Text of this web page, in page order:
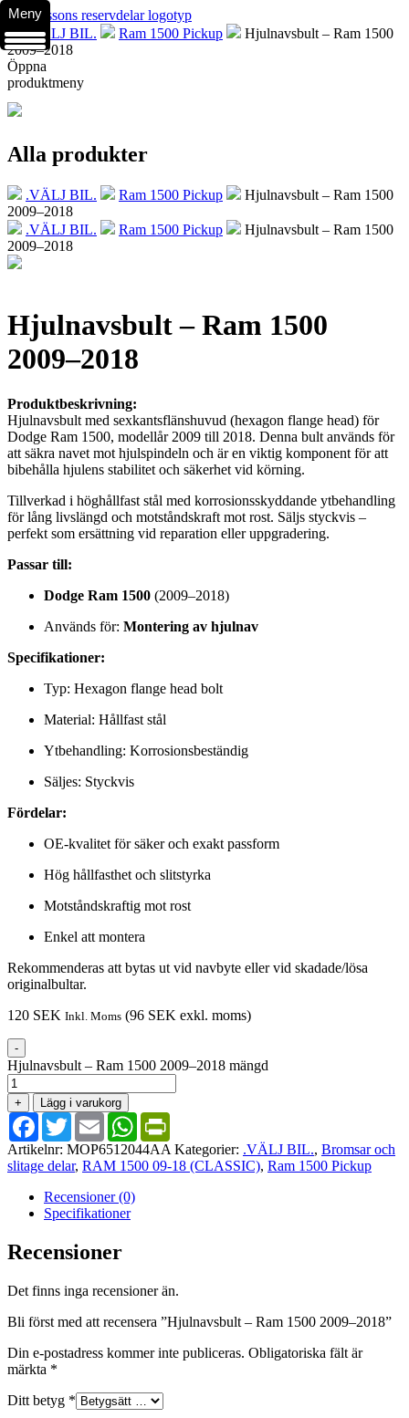
.VÄLJ BIL. Ram 1500 Pickup
Hjulnavsbult – Ram 1500
2009–2018
Öppna
produktmeny
Alla produkter
.VÄLJ BIL. Ram 1500 Pickup
Hjulnavsbult – Ram 1500
2009–2018
.VÄLJ BIL.
Ram 1500 Pickup
Hjulnavsbult – Ram 1500
2009–2018
Hjulnavsbult – Ram 1500
2009–2018
Produktbeskrivning:
Hjulnavsbult med sexkantsflänshuvud (hexagon flange head) för
Dodge Ram 1500, modellår 2009 till 2018. Denna bult används för
att säkra navet mot hjulspindeln och är en viktig komponent för att
bibehålla hjulens stabilitet och säkerhet vid körning.
Tillverkad i höghållfast stål med korrosionsskyddande ytbehandling
för lång livslängd och motståndskraft mot rost. Säljs styckvis –
perfekt som ersättning vid reparation eller uppgradering.
Passar till:
Dodge Ram 1500 (2009–2018)
Används för: Montering av hjulnav
Specifikationer:
Typ: Hexagon flange head bolt
Material: Hållfast stål
Ytbehandling: Korrosionsbeständig
Säljes: Styckvis
Fördelar:
OE-kvalitet för säker och exakt passform
Hög hållfasthet och slitstyrka
Motståndskraftig mot rost
Enkel att montera
Rekommenderas att bytas ut vid navbyte eller vid skadade/lösa
originalbultar.
120 SEK Inkl. Moms (96 SEK exkl. moms)
-
Hjulnavsbult – Ram 1500 2009–2018 mängd
+ Lägg i varukorg
Facebook
TwitterEmail WhatsApp
Artikelnr: MOP6512044AA Kategorier: .VÄLJ BIL., Bromsar och
slitage delar, RAM 1500 09-18 (CLASSIC), Ram 1500 Pickup
Recensioner (0)
Specifikationer
Recensioner
Det finns inga recensioner än.
Bli först med att recensera ”Hjulnavsbult – Ram 1500 2009–2018”
Din e-postadress kommer inte publiceras. Obligatoriska fält är
märkta *
Ditt betyg *
Meny